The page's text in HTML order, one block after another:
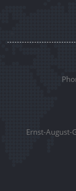
Ernst-August-